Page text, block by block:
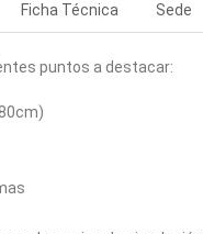
Ficha Técnica Sede
puntos a destacar:
80cm)